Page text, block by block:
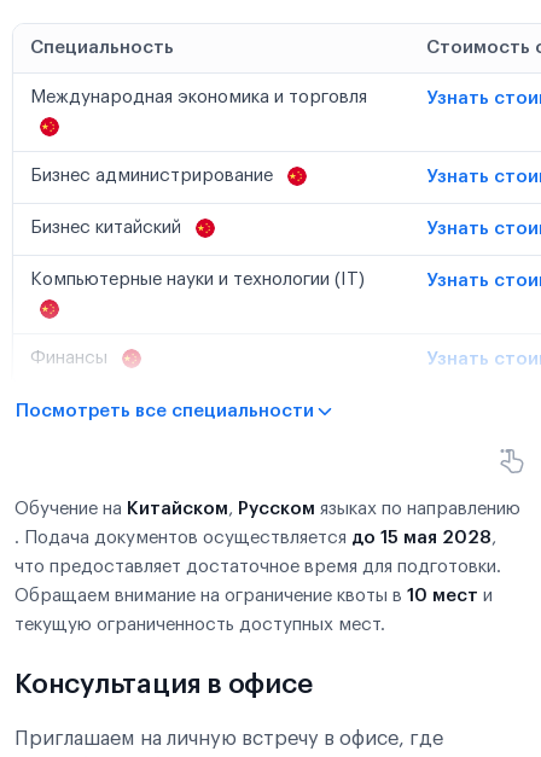
Специальность Стоимость
Международная экономика и торговля Узнать
Бизнес администрирование Узнать
Бизнес китайский Узнать
Компьютерные науки и технологии (IT) Узнать
Финансы Узнать
Посмотреть все специальности
Обучение на Китайском, Русском языках по направлению
. Подача документов осуществляется до 15 мая 2028,
что предоставляет достаточное время для подготовки.
Обращаем внимание на ограничение квоты в 10 мест и
текущую ограниченность доступных мест.
Консультация в офисе
Приглашаем на личную встречу в офисе, где